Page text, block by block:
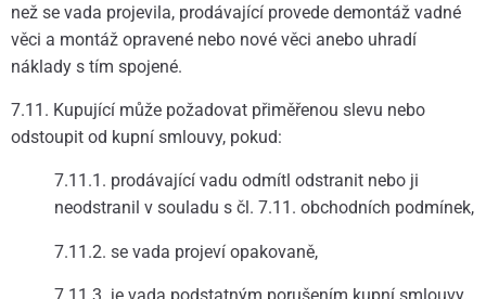
než se vada projevila, prodávající provede demontáž vadné
věci a montáž opravené nebo nové věci anebo uhradí
náklady s tím spojené.
7.11. Kupující může požadovat přiměřenou slevu nebo
odstoupit od kupní smlouvy, pokud:
7.11.1. prodávající vadu odmítl odstranit nebo ji
neodstranil v souladu s čl. 7.11. obchodních podmínek,
7.11.2. se vada projeví opakovaně,